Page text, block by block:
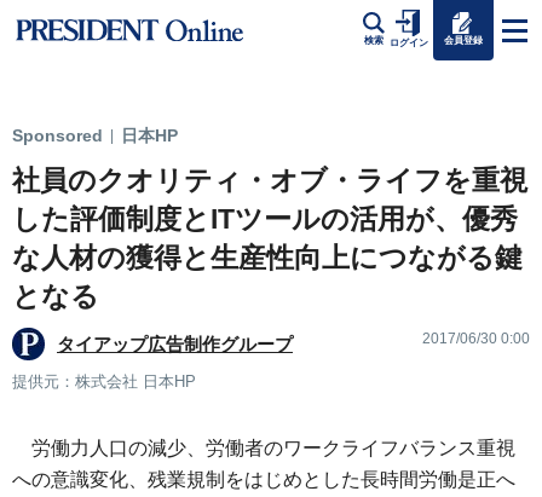
検索 ログイン 会員登録
Sponsored 日本HP
社員のクオリティ・オブ・ライフを重視
した評価制度とITツールの活用が、優秀
な人材の獲得と生産性向上につながる鍵
となる
2017/06/30 0:00
タイアップ広告制作グループ
提供元：株式会社 日本HP
労働力人口の減少、労働者のワークライフバランス重視
への意識変化、残業規制をはじめとした長時間労働是正へ